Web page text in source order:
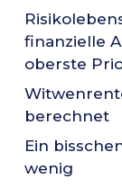
finanzielle
oberste
berechnet
Ein
wenig